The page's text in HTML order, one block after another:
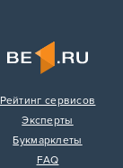
Рейтинг сервисов
Эксперты
Букмарклеты
FAQ